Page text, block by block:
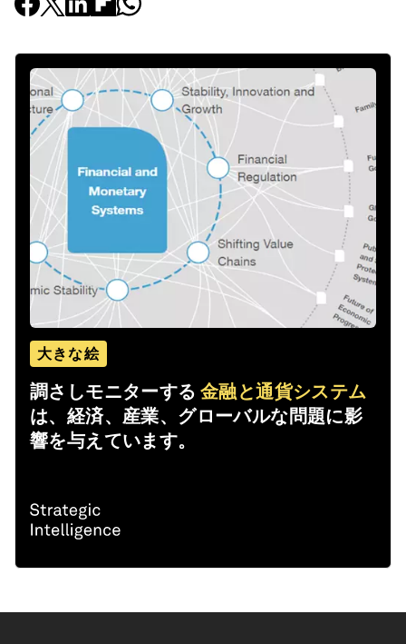
大きな絵
調さしモニターする 金融と通貨システム
は、経済、産業、グローバルな問題に影
響を与えています。